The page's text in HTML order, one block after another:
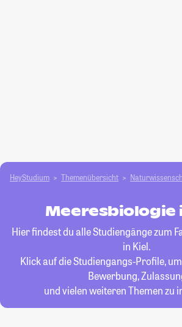
HeyStudium Themenübersicht
Meeresbiologie
Hier findest du alle Studiengänge zum
in Kiel.
Klick auf die Studiengangs-Profile,
Bewerbung,
und vielen weiteren Themen zu